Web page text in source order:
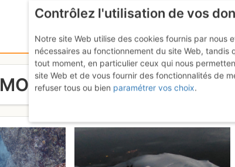
MONT BLANC Spirale
Contrôlez l'utilisation de vos
Notre site Web utilise des cookies fournis par nous
nécessaires au fonctionnement du site Web,
tout moment, en particulier ceux qui nous
site Web et de vous fournir des fonctionnalités de
refuser tous ou bien paramétrer vos choix.